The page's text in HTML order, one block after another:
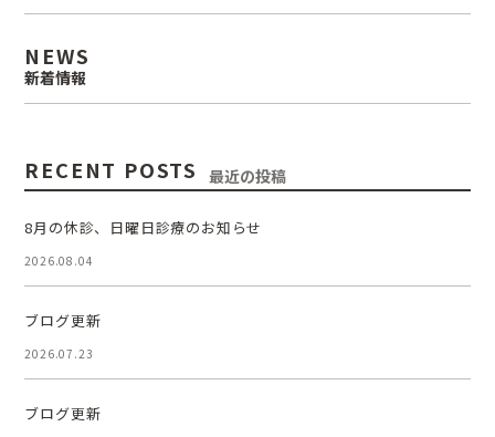
NEWS
新着情報
RECENT POSTS 最近の投稿
8月の休診、日曜日診療のお知らせ
2026.08.04
ブログ更新
2026.07.23
ブログ更新